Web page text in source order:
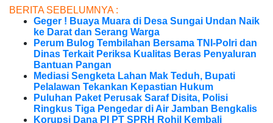
BERITA SEBELUMNYA :
Geger ! Buaya Muara di Desa Sungai Undan Naik
ke Darat dan Serang Warga
Perum Bulog Tembilahan Bersama TNI-Polri dan
Dinas Terkait Periksa Kualitas Beras Penyaluran
Bantuan Pangan
Mediasi Sengketa Lahan Mak Teduh, Bupati
Pelalawan Tekankan Kepastian Hukum
Puluhan Paket Perusak Saraf Disita, Polisi
Ringkus Tiga Pengedar di Air Jamban Bengkalis
Korupsi Dana PI PT SPRH Rohil Kembali